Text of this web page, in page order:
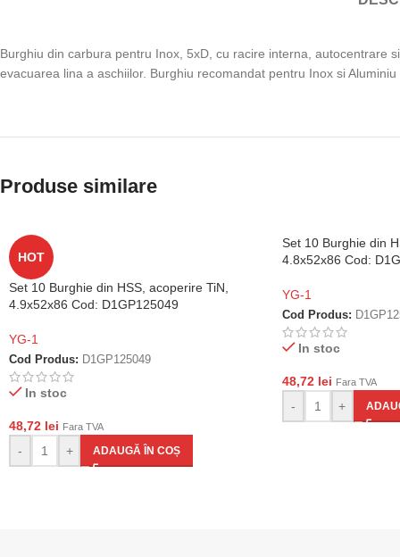
Burghiu din carbura pentru Inox, 5xD, cu racire interna, autocentrare
evacuarea lina a aschiilor. Burghiu recomandat pentru Inox si Aluminiu
Produse similare
HOT
Set 10 Burghie din HSS, acoperire TiN,
4.9x52x86 Cod: D1GP125049
YG-1
Cod Produs: D1GP125049
In stoc
48,72 lei Fara TVA
- + ADAUGĂ ÎN COȘ
Set 10 Burghie din
4.8x52x86 Cod:
YG-1
Cod Produs:
In stoc
48,72 lei Fara TVA
- +